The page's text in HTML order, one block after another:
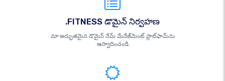
.FITNESS డొమైన్ నిర్వహణ
మా అద్భుతమైన డొమైన్ నేమ్ మేనేజ్‌మెంట్ ప్లాట్‌ఫామ్‌ను
ఆస్వాదించండి